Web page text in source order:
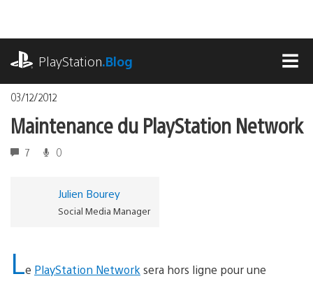
contenu
PlayStation.Blog
03/12/2012
Maintenance du PlayStation Network
7 0
Julien Bourey
Social Media Manager
Le PlayStation Network sera hors ligne pour une